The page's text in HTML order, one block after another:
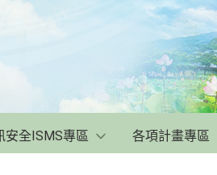
安全ISMS專區 各項計畫專區